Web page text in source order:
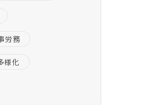
労務
様化